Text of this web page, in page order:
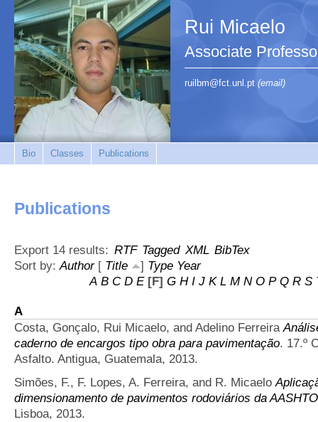
Rui Micaelo
Associate
ruilbm@fct.unl.pt (email)
Bio Classes Publications
Publications
Export 14 results: RTF Tagged XML BibTex
Sort by:Author[ Title ] Type Year
A B C D E [F] G H I J K L M N O P Q R S
A
Costa, Gonçalo, Rui Micaelo, and Adelino Ferreira
caderno de encargos tipo obra para pavimentação. 17.º
Asfalto. Antigua, Guatemala, 2013.
Simões, F., F. Lopes, A. Ferreira, and R. Micaelo
dimensionamento de pavimentos rodoviários da AASHTO
Lisboa, 2013.